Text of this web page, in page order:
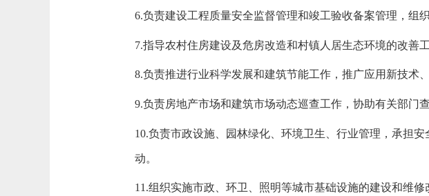
6.负责建设工程质量安全监督管理和竣工验收备案管理，组
7.指导农村住房建设及危房改造和村镇人居生态环境的改善工
8.负责推进行业科学发展和建筑节能工作，推广应用新技术
9.负责房地产市场和建筑市场动态巡查工作，协助有关部门
10.负责市政设施、园林绿化、环境卫生、行业管理，承担
动。
11.组织实施市政、环卫、照明等城市基础设施的建设和维